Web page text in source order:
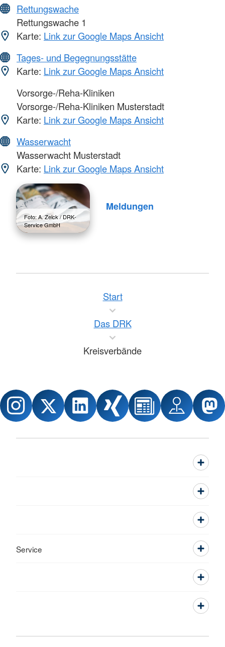
Rettungswache
Rettungswache 1
Karte: Link zur Google Maps Ansicht
Tages- und Begegnungsstätte
Karte: Link zur Google Maps Ansicht
Vorsorge-/Reha-Kliniken
Vorsorge-/Reha-Kliniken Musterstadt
Karte: Link zur Google Maps Ansicht
Wasserwacht
Wasserwacht Musterstadt
Karte: Link zur Google Maps Ansicht
Foto: A. Zelck / DRK-
Service GmbH
Meldungen
Start
Das DRK
Kreisverbände
Service